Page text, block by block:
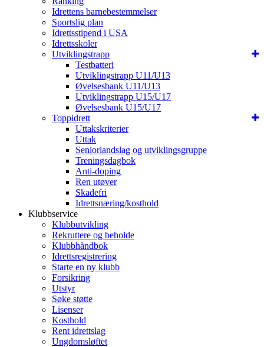
Idrettens barnebestemmelser
Sportslig plan
Idrettsstipend i USA
Idrettsskoler
Utviklingstrapp
Testbatteri
Utviklingstrapp U11/U13
Øvelsesbank U11/U13
Utviklingstrapp U15/U17
Øvelsesbank U15/U17
Toppidrett
Uttakskriterier
Uttak
Seniorlandslag og utviklingsgruppe
Treningsdagbok
Anti-doping
Ren utøver
Skadefri
Idrettsnæring/kosthold
Klubbservice
Klubbutvikling
Rekruttere og beholde
Klubbhåndbok
Idrettsregistrering
Starte en ny klubb
Forsikring
Utstyr
Søke støtte
Lisenser
Kosthold
Rent idrettslag
Ungdomsløftet